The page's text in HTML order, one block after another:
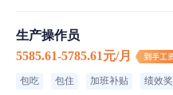
东莞市中固家具制造有限公司
生产操作员
5585.61-5785.61元/月
包吃 包住 加班补贴 绩效奖